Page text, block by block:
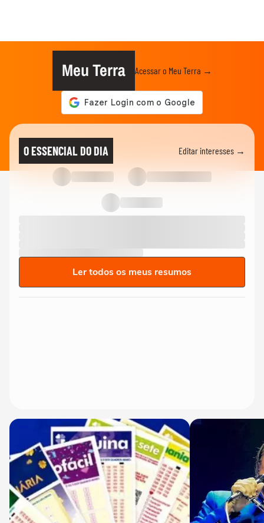
Meu Terra Acessar o Meu Terra →
O ESSENCIAL DO DIA Editar interesses →
Ler todos os meus resumos